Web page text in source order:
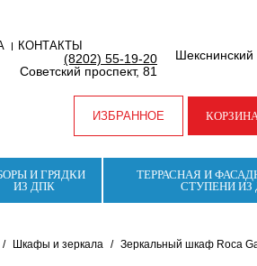
КОНТАКТЫ
Шекснинский
(8202) 55-19-20
Советский проспект, 81
ИЗБРАННОЕ
И ГРЯДКИ
ИЗ ДПК
ТЕРРАСНАЯ И
СТУПЕНИ ИЗ
/ Шкафы и зеркала / Зеркальный шкаф Roca